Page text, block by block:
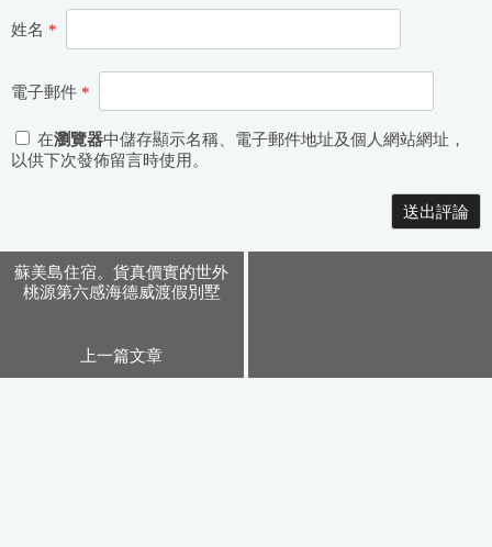
姓名 *
電子郵件 *
在瀏覽器中儲存顯示名稱、電子郵件地址及個人網站網址，
以供下次發佈留言時使用。
蘇美島住宿。貨真價實的世外
桃源第六感海德威渡假別墅
上一篇文章